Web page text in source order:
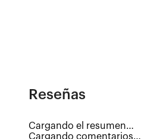
Reseñas
Cargando el resumen…
Cargando comentarios…